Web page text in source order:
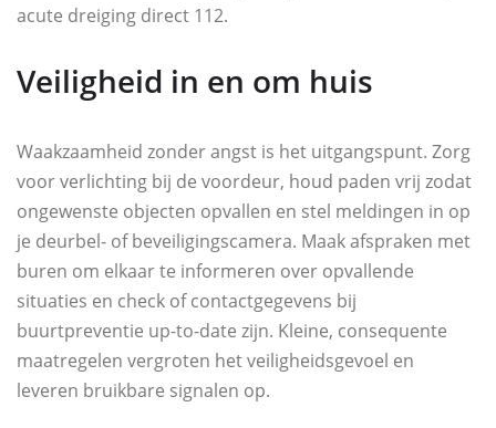
acute dreiging direct 112.
Veiligheid in en om huis
Waakzaamheid zonder angst is het uitgangspunt. Zorg
voor verlichting bij de voordeur, houd paden vrij zodat
ongewenste objecten opvallen en stel meldingen in op
je deurbel- of beveiligingscamera. Maak afspraken met
buren om elkaar te informeren over opvallende
situaties en check of contactgegevens bij
buurtpreventie up-to-date zijn. Kleine, consequente
maatregelen vergroten het veiligheidsgevoel en
leveren bruikbare signalen op.